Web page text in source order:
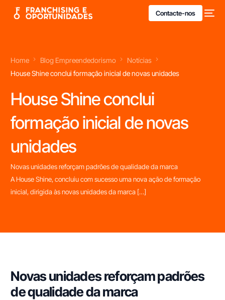
Contacte-nos
Home Blog Empreendedorismo
Notícias
House Shine conclui formação inicial de novas unidades
House Shine conclui
formação inicial de novas
unidades
Novas unidades reforçam padrões de qualidade da marca
A House Shine, concluiu com sucesso uma nova ação de formação
inicial, dirigida às novas unidades da marca […]
Novas unidades reforçam padrões
de qualidade da marca